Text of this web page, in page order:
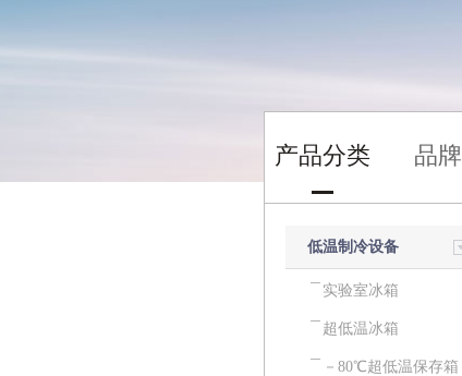
产品分类 品牌
低温制冷设备
实验室冰箱
超低温冰箱
－80℃超低温保存箱